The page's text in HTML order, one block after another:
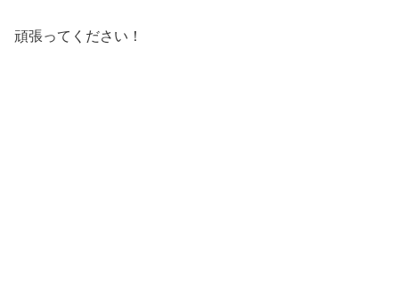
頑張ってください！